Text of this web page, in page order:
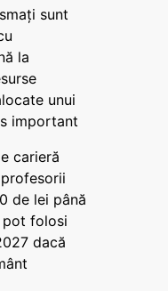
sunt
la
unui
important
carieră
de lei până
pot folosi
dacă